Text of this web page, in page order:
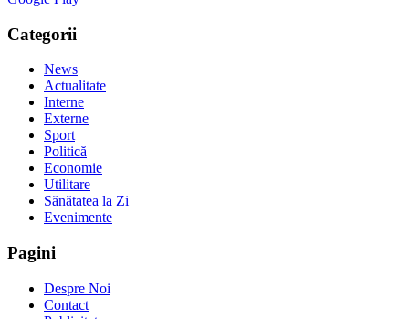
Categorii
News
Actualitate
Interne
Externe
Sport
Politică
Economie
Utilitare
Sănătatea la Zi
Evenimente
Pagini
Despre Noi
Contact